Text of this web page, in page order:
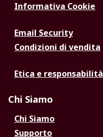
Informativa Cookie
Email Security
Condizioni di vendita
Etica e responsabilità
Chi Siamo
Chi Siamo
Supporto